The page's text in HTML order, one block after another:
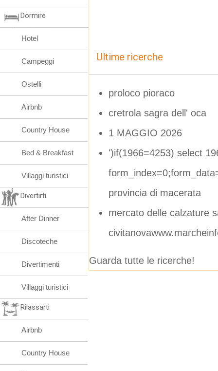
Ultime ricerche
proloco pioraco
cretrola sagra dell' oca
1 MAGGIO 2026
')if(1966=4253) select
provincia di macerata
mercato delle calzature
Guarda tutte le ricerche!
Dormire
Hotel
Campeggi
Ostelli
Airbnb
Country House
Bed & Breakfast
Villaggi turistici
Divertirti
After Dinner
Discoteche
Divertimenti
Villaggi turistici
Rilassarti
Airbnb
Country House